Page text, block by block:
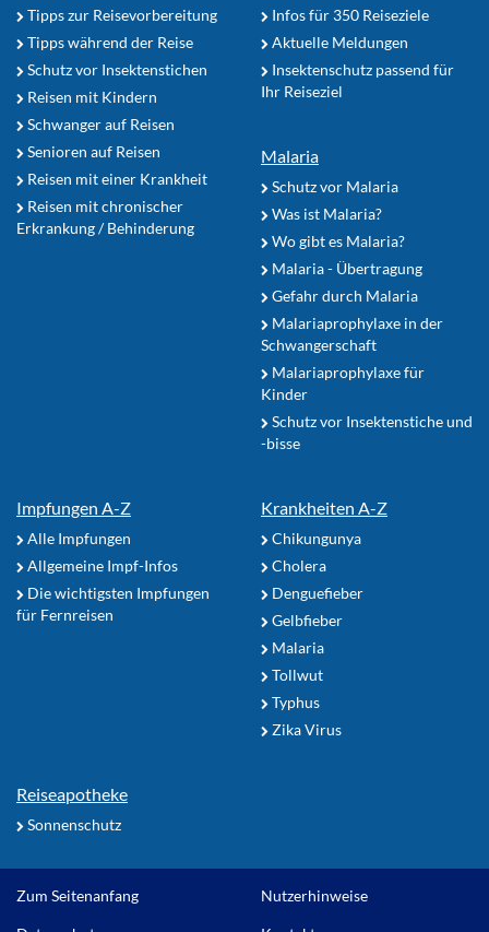
Tipps zur Reisevorbereitung
Tipps während der Reise
Schutz vor Insektenstichen
Reisen mit Kindern
Schwanger auf Reisen
Senioren auf Reisen
Reisen mit einer Krankheit
Reisen mit chronischer
Erkrankung / Behinderung
Infos für 350 Reiseziele
Aktuelle Meldungen
Insektenschutz passend für
Ihr Reiseziel
Malaria
Schutz vor Malaria
Was ist Malaria?
Wo gibt es Malaria?
Malaria - Übertragung
Gefahr durch Malaria
Malariaprophylaxe in der
Schwangerschaft
Malariaprophylaxe für
Kinder
Schutz vor Insektenstiche und
-bisse
Impfungen A-Z
Alle Impfungen
Allgemeine Impf-Infos
Die wichtigsten Impfungen
für Fernreisen
Krankheiten A-Z
Chikungunya
Cholera
Denguefieber
Gelbfieber
Malaria
Tollwut
Typhus
Zika Virus
Reiseapotheke
Sonnenschutz
Zum Seitenanfang Nutzerhinweise